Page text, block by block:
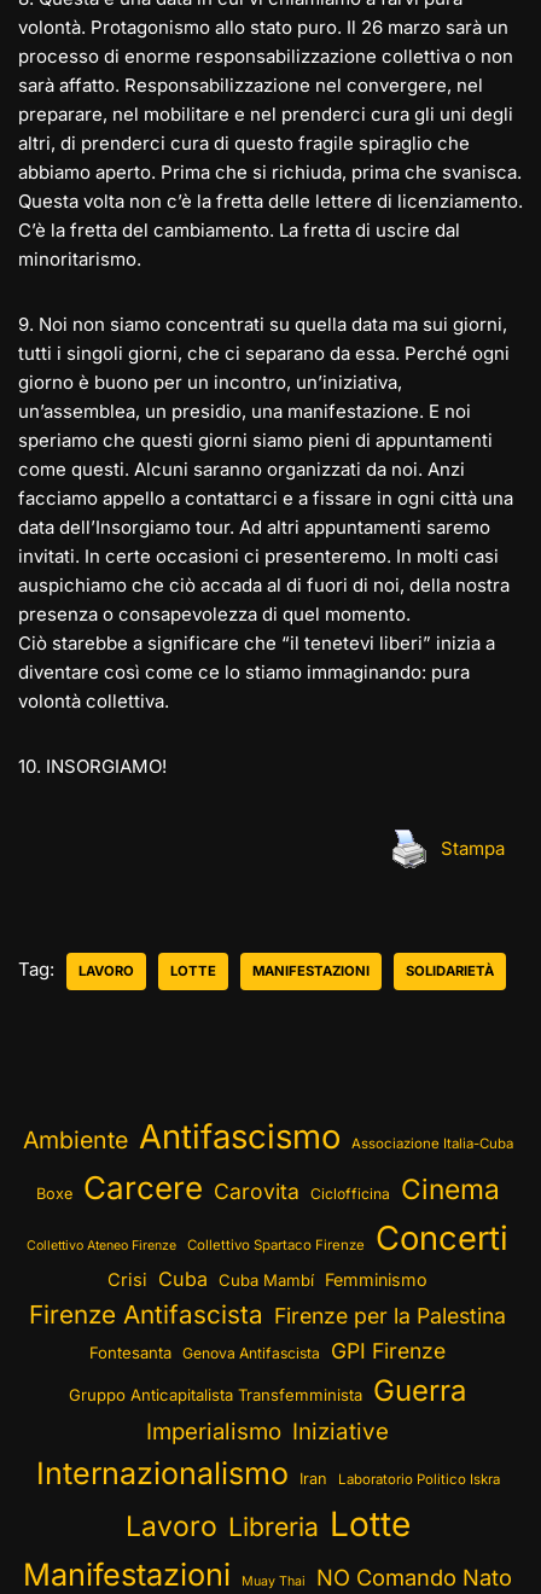
volontà. Protagonismo allo stato puro. Il 26 marzo sarà un
processo di enorme responsabilizzazione collettiva o non
sarà affatto. Responsabilizzazione nel convergere, nel
preparare, nel mobilitare e nel prenderci cura gli uni degli
altri, di prenderci cura di questo fragile spiraglio che
abbiamo aperto. Prima che si richiuda, prima che svanisca.
Questa volta non c’è la fretta delle lettere di licenziamento.
C’è la fretta del cambiamento. La fretta di uscire dal
minoritarismo.
9️. Noi non siamo concentrati su quella data ma sui giorni,
tutti i singoli giorni, che ci separano da essa. Perché ogni
giorno è buono per un incontro, un’iniziativa,
un’assemblea, un presidio, una manifestazione. E noi
speriamo che questi giorni siamo pieni di appuntamenti
come questi. Alcuni saranno organizzati da noi. Anzi
facciamo appello a contattarci e a fissare in ogni città una
data dell’Insorgiamo tour. Ad altri appuntamenti saremo
invitati. In certe occasioni ci presenteremo. In molti casi
auspichiamo che ciò accada al di fuori di noi, della nostra
presenza o consapevolezza di quel momento.
Ciò starebbe a significare che “il tenetevi liberi” inizia a
diventare così come ce lo stiamo immaginando: pura
volontà collettiva.
10. INSORGIAMO!
Stampa
Tag: LAVORO LOTTE MANIFESTAZIONI SOLIDARIETÀ
Ambiente Antifascismo Associazione Italia-Cuba
Boxe Carcere Carovita Ciclofficina Cinema
Collettivo Ateneo Firenze Collettivo Spartaco Firenze Concerti
Crisi Cuba Cuba Mambí Femminismo
Firenze Antifascista Firenze per la Palestina
Fontesanta Genova Antifascista GPI Firenze
Gruppo Anticapitalista Transfemminista Guerra
Imperialismo Iniziative
Internazionalismo Iran Laboratorio Politico Iskra
Lavoro Libreria Lotte
Manifestazioni Muay Thai NO Comando Nato